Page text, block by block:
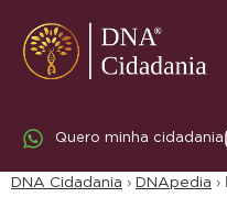
Quero minha cidadania
DNA Cidadania › DNApedia ›